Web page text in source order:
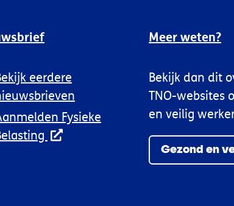
eerdere
Fysieke
Meer weten?
Bekijk dan dit
TNO-websites
en veilig
Gezond en